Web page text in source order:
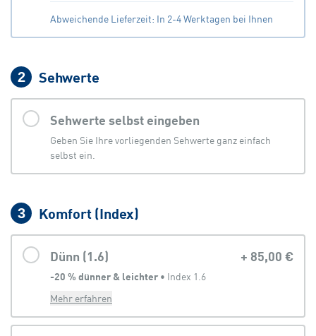
Abweichende Lieferzeit: In 2-4 Werktagen bei Ihnen
2 Sehwerte
Sehwerte selbst eingeben
Geben Sie Ihre vorliegenden Sehwerte ganz einfach
selbst ein.
3 Komfort (Index)
Dünn (1.6) + 85,00 €
-20 % dünner & leichter • Index 1.6
Mehr erfahren